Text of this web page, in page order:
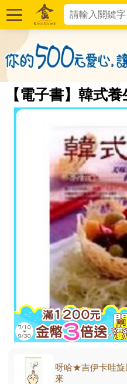
【電子書】韓式養
呀哈★吉伊卡哇旋
來